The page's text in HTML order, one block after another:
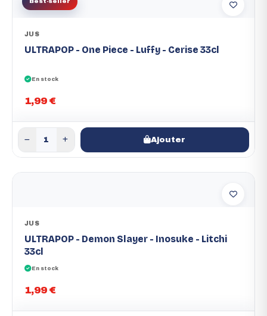
JUS
ULTRAPOP - One Piece - Luffy - Cerise 33cl
En stock
1,99 €
Ajouter
JUS
ULTRAPOP - Demon Slayer - Inosuke - Litchi
33cl
En stock
1,99 €